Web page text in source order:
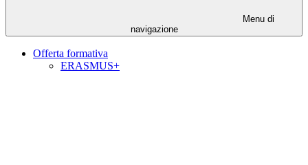
Menu di
navigazione
Offerta formativa
ERASMUS+